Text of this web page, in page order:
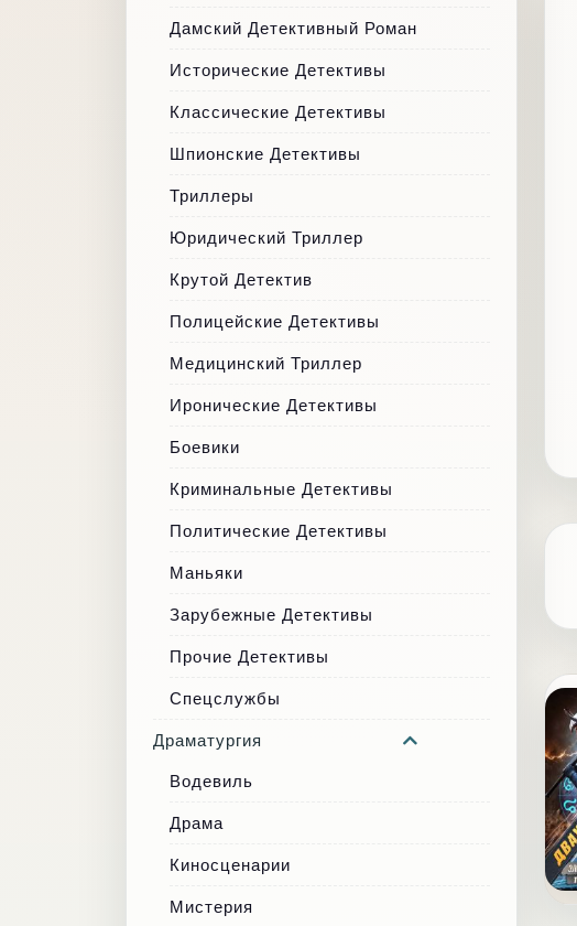
Дамский Детективный Роман
Исторические Детективы
Классические Детективы
Шпионские Детективы
Триллеры
Юридический Триллер
Крутой Детектив
Полицейские Детективы
Медицинский Триллер
Иронические Детективы
Боевики
Криминальные Детективы
Политические Детективы
Маньяки
Зарубежные Детективы
Прочие Детективы
Спецслужбы
Драматургия
Водевиль
Драма
Киносценарии
Мистерия